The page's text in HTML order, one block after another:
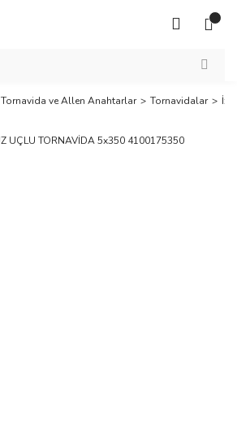
Tornavida ve Allen Anahtarlar Tornavidalar